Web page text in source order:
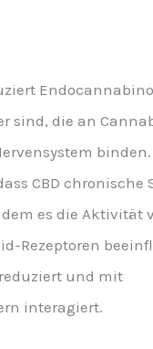
sind, die an
CBD chronische
es die Aktivität
Rezeptoren
und mit
interagiert.